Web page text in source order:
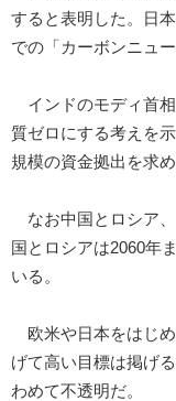
すると表明した。日
での「カーボンニュ
インドのモディ首
質ゼロにする考えを
規模の資金拠出を求め
なお中国とロシア
国とロシアは2060年
いる。
欧米や日本をはじ
げて高い目標は掲げ
わめて不透明だ。